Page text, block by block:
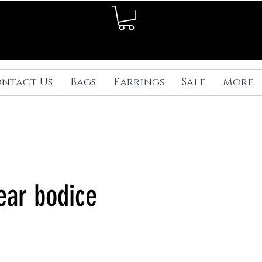
Us Bags Earrings Sale More
bodice